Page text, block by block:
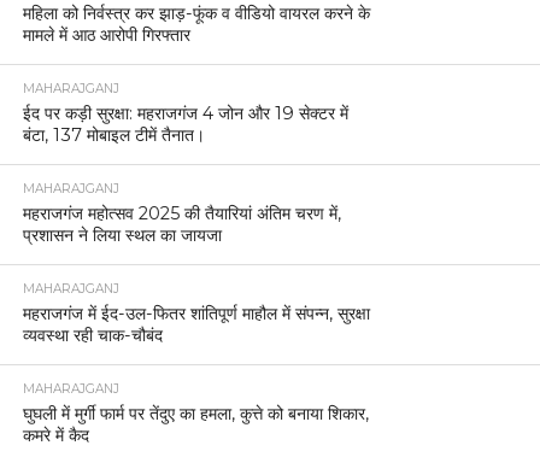
महिला को निर्वस्त्र कर झाड़-फूंक व वीडियो वायरल करने के
मामले में आठ आरोपी गिरफ्तार
MAHARAJGANJ
ईद पर कड़ी सुरक्षा: महराजगंज 4 जोन और 19 सेक्टर में
बंटा, 137 मोबाइल टीमें तैनात।
MAHARAJGANJ
महराजगंज महोत्सव 2025 की तैयारियां अंतिम चरण में,
प्रशासन ने लिया स्थल का जायजा
MAHARAJGANJ
महराजगंज में ईद-उल-फितर शांतिपूर्ण माहौल में संपन्न, सुरक्षा
व्यवस्था रही चाक-चौबंद
MAHARAJGANJ
घुघली में मुर्गी फार्म पर तेंदुए का हमला, कुत्ते को बनाया शिकार,
कमरे में कैद